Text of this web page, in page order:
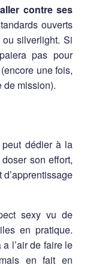
contre ses
ouverts
silverlight. Si
pas pour
une fois,
de mission).
peut dédier à la
son effort,
sexy vu de
en pratique.
l’air de faire le
en fait en